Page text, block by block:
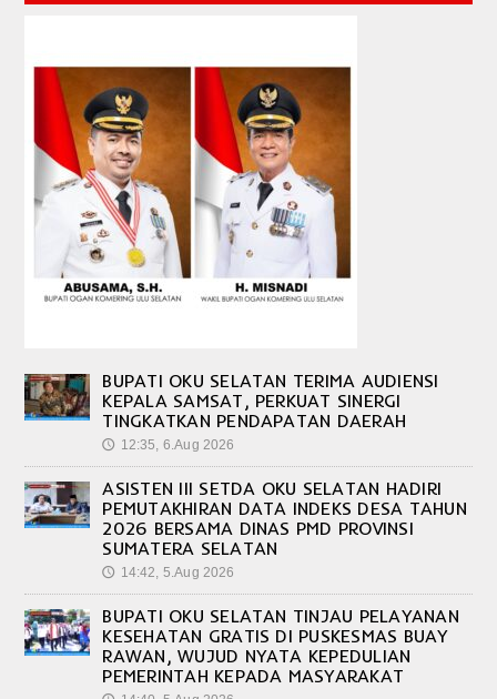
BUPATI OKU SELATAN TERIMA AUDIENSI
KEPALA SAMSAT, PERKUAT SINERGI
TINGKATKAN PENDAPATAN DAERAH
🕔 12:35, 6.Aug 2026
ASISTEN III SETDA OKU SELATAN HADIRI
PEMUTAKHIRAN DATA INDEKS DESA TAHUN
2026 BERSAMA DINAS PMD PROVINSI
SUMATERA SELATAN
🕔 14:42, 5.Aug 2026
BUPATI OKU SELATAN TINJAU PELAYANAN
KESEHATAN GRATIS DI PUSKESMAS BUAY
RAWAN, WUJUD NYATA KEPEDULIAN
PEMERINTAH KEPADA MASYARAKAT